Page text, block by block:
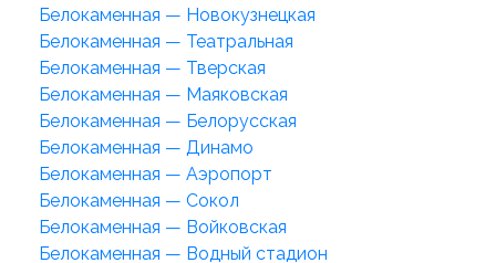
Белокаменная — Новокузнецкая
Белокаменная — Театральная
Белокаменная — Тверская
Белокаменная — Маяковская
Белокаменная — Белорусская
Белокаменная — Динамо
Белокаменная — Аэропорт
Белокаменная — Сокол
Белокаменная — Войковская
Белокаменная — Водный стадион